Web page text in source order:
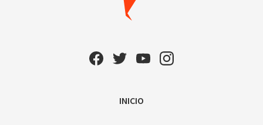
INICIO